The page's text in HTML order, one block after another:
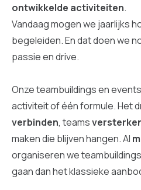
ontwikkelde activiteiten.
Vandaag mogen we jaarlijks
begeleiden. En dat doen we
passie en drive.
Onze teambuildings en
activiteit of één formule. Het
verbinden, teams
maken die blijven hangen. Al
organiseren we
gaan dan het klassieke